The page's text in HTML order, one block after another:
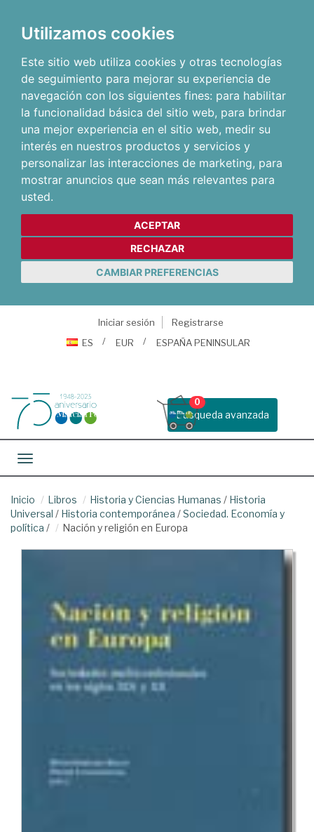
Utilizamos cookies
Este sitio web utiliza cookies y otras tecnologías
de seguimiento para mejorar su experiencia de
navegación con los siguientes fines: para habilitar
la funcionalidad básica del sitio web, para brindar
una mejor experiencia en el sitio web, medir su
interés en nuestros productos y servicios y
personalizar las interacciones de marketing, para
mostrar anuncios que sean más relevantes para
usted.
ACEPTAR
RECHAZAR
CAMBIAR PREFERENCIAS
Iniciar sesión
Registrarse
ES
EUR ESPAÑA PENINSULAR
Busqueda avanzada
0
Toggle navigation
Inicio Libros Historia y Ciencias Humanas / Historia
Universal / Historia contemporánea /Sociedad. Economía y
política / Nación y religión en Europa